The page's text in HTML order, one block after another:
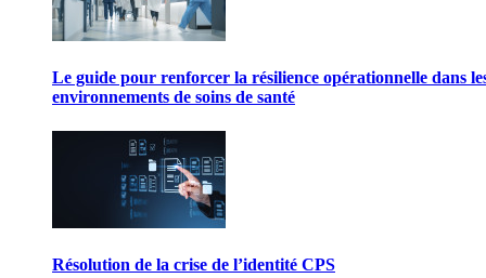
Le guide pour renforcer la résilience opérationnelle dans
environnements de soins de santé
Résolution de la crise de l’identité CPS